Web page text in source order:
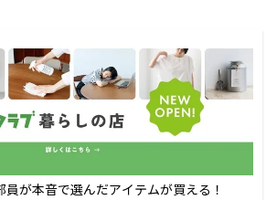
員が本音で選んだアイテムが買える！